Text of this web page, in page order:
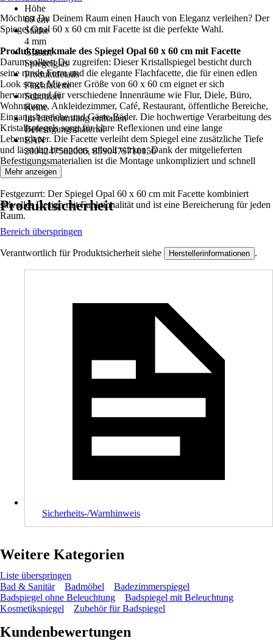
Höhe
60 cm
Stärke
4 mm
Glasart
Spiegelglas
Produktdetails
Flachfacette
Schutzart
Keine
Im Lieferumfang enthalten
Befestigungsmaterial
EAN
2004247582006, 8590475710150
Möchtest Du Deinem Raum einen Hauch von Eleganz verleihen? Der
Spiegel Opal 60 x 60 cm mit Facette ist die perfekte Wahl.
Produktmerkmale des Spiegel Opal 60 x 60 cm mit Facette
Darum solltest Du zugreifen: Dieser Kristallspiegel besticht durch
seine runde Form und die elegante Flachfacette, die für einen edlen
Look sorgt. Mit einer Größe von 60 x 60 cm eignet er sich
hervorragend für verschiedene Innenräume wie Flur, Diele, Büro,
Wohnräume, Ankleidezimmer, Café, Restaurant, öffentliche Bereiche,
Eingangsbereiche und Gäste-Bäder. Die hochwertige Verarbeitung des
Kristallspiegels sorgt für klare Reflexionen und eine lange
Lebensdauer. Die Facette verleiht dem Spiegel eine zusätzliche Tiefe
und lässt ihn besonders stilvoll wirken. Dank der mitgelieferten
Befestigungsmaterialien ist die Montage unkompliziert und schnell
erledigt.
Festgezurrt: Der Spiegel Opal 60 x 60 cm mit Facette kombiniert
stilvolles Design mit Funktionalität und ist eine Bereicherung für jeden
Raum.
Mehr anzeigen
Produktsicherheit
Bereich überspringen
Verantwortlich für Produktsicherheit siehe Herstellerinformationen .
Sicherheits-/Warnhinweis
Weitere Kategorien
Liste überspringen
Bad & Sanitär
Badmöbel
Badezimmerspiegel
Badspiegel ohne Beleuchtung
Badspiegel mit Beleuchtung
Kosmetikspiegel
Zubehör für Badspiegel
Kundenbewertungen